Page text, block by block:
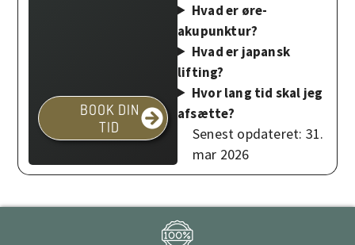
BOOK DIN
TID
Hvad er øre-
akupunktur?
Hvad er japansk
lifting?
Hvor lang tid skal jeg
afsætte?
Senest opdateret: 31.
mar 2026